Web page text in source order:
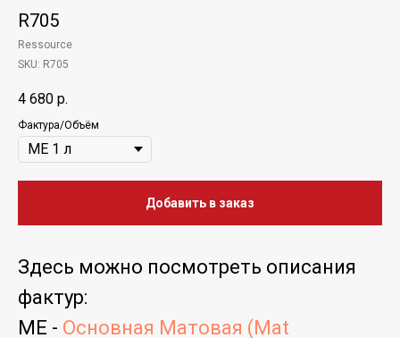
R705
Ressource
SKU: R705
4 680 р.
Фактура/Объём
Добавить в заказ
Здесь можно посмотреть описания
фактур:
ME - Основная Матовая (Mat